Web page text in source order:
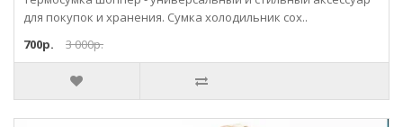
для покупок и хранения. Сумка холодильник сох..
700р.
3 000р.